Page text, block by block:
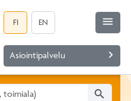
FI EN
Asiointipalvelu navigate_next
menu
search